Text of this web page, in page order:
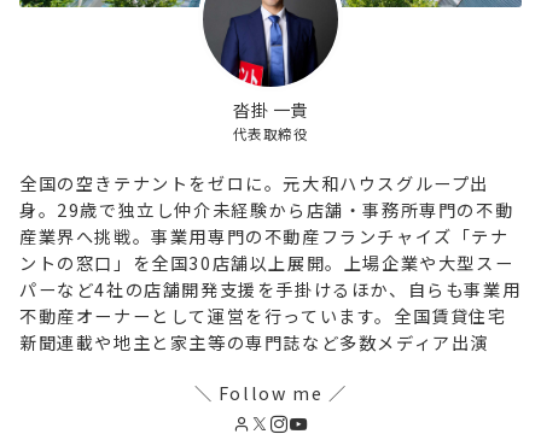
沓掛 一貴
代表取締役
全国の空きテナントをゼロに。元大和ハウスグループ出
身。29歳で独立し仲介未経験から店舗・事務所専門の不動
産業界へ挑戦。事業用専門の不動産フランチャイズ「テナ
ントの窓口」を全国30店舗以上展開。上場企業や大型スー
パーなど4社の店舗開発支援を手掛けるほか、自らも事業用
不動産オーナーとして運営を行っています。全国賃貸住宅
新聞連載や地主と家主等の専門誌など多数メディア出演
＼ Follow me ／